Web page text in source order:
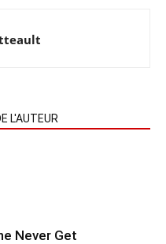
L'AUTEUR
Never Get